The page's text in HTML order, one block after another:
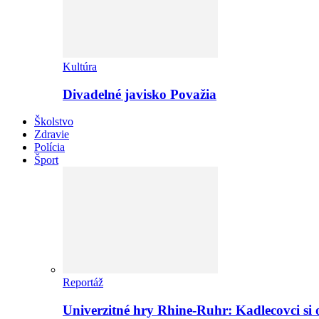
Kultúra
Divadelné javisko Považia
Školstvo
Zdravie
Polícia
Šport
Reportáž
Univerzitné hry Rhine-Ruhr: Kadlecovci si